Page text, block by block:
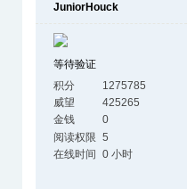
JuniorHouck
等待验证
积分
1275785
威望
425265
金钱
0
阅读权限 5
在线时间 0 小时